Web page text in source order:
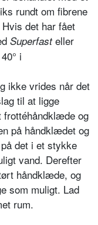
rundt om fibrene
det har fået
Superfasteller
i
ikke vrides når det
til at ligge
frottéhåndklæde og
på håndklædet og
det i et stykke
vand. Derefter
håndklæde, og
som muligt. Lad
rum.